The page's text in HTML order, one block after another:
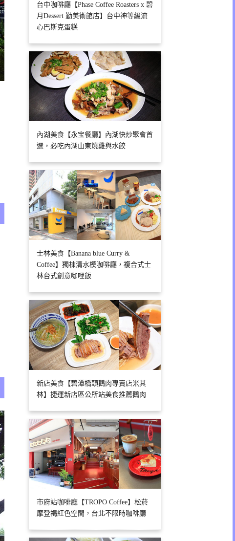
台中咖啡廳【Phase Coffee Roasters x 碧
月Dessert 勤美術館店】台中神等級流
心巴斯克蛋糕
內湖美食【永宝餐廳】內湖快炒聚會首
選，必吃內湖山東燒雞與水餃
士林美食【Banana blue Curry &
Coffee】獨棟清水模咖啡廳，複合式士
林台式創意咖哩飯
新店美食【碧潭橋頭鵝肉專賣店米其
林】捷運新店區公所站美食推薦鵝肉
市府站咖啡廳【TROPO Coffee】松菸
摩登褐紅色空間，台北不限時咖啡廳